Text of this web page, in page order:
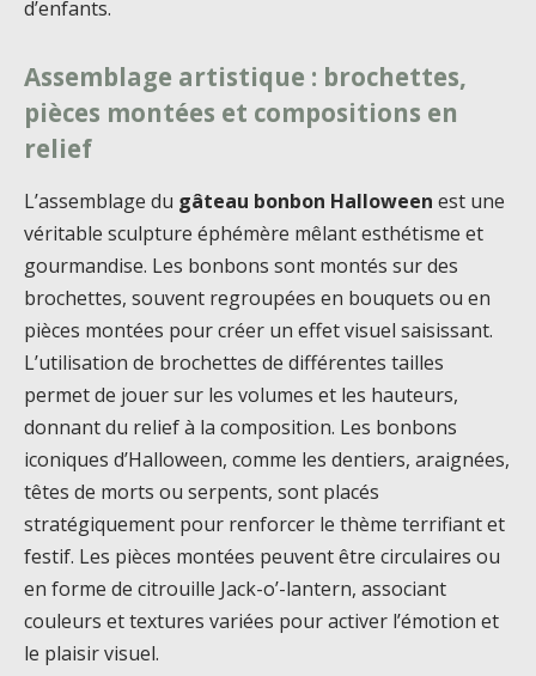
d’enfants.
Assemblage artistique : brochettes,
pièces montées et compositions en
relief
L’assemblage du gâteau bonbon Halloween est une
véritable sculpture éphémère mêlant esthétisme et
gourmandise. Les bonbons sont montés sur des
brochettes, souvent regroupées en bouquets ou en
pièces montées pour créer un effet visuel saisissant.
L’utilisation de brochettes de différentes tailles
permet de jouer sur les volumes et les hauteurs,
donnant du relief à la composition. Les bonbons
iconiques d’Halloween, comme les dentiers, araignées,
têtes de morts ou serpents, sont placés
stratégiquement pour renforcer le thème terrifiant et
festif. Les pièces montées peuvent être circulaires ou
en forme de citrouille Jack-o’-lantern, associant
couleurs et textures variées pour activer l’émotion et
le plaisir visuel.